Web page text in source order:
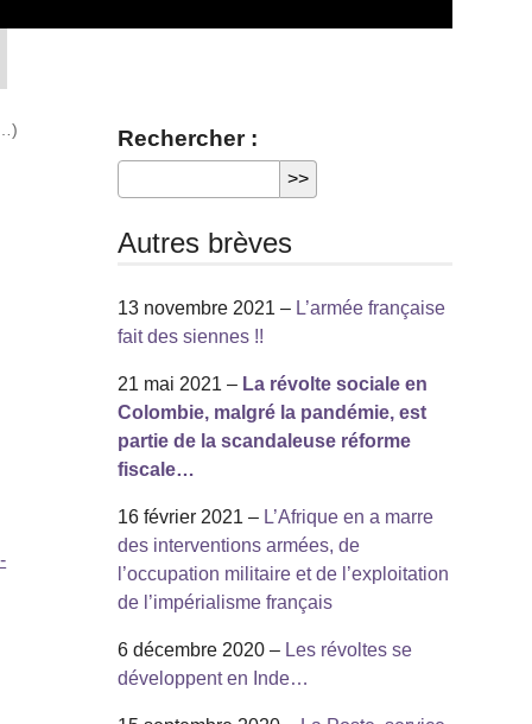
Rechercher :
Autres brèves
13 novembre 2021 – L’armée française
fait des siennes !!
21 mai 2021 – La révolte sociale en
Colombie, malgré la pandémie, est
partie de la scandaleuse réforme
fiscale…
16 février 2021 – L’Afrique en a marre
des interventions armées, de
l’occupation militaire et de l’exploitation
de l’impérialisme français
6 décembre 2020 – Les révoltes se
développent en Inde…